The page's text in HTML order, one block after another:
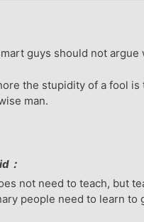
guys should not argue
the stupidity of a fool is
man.
：
not need to teach, but
people need to learn to